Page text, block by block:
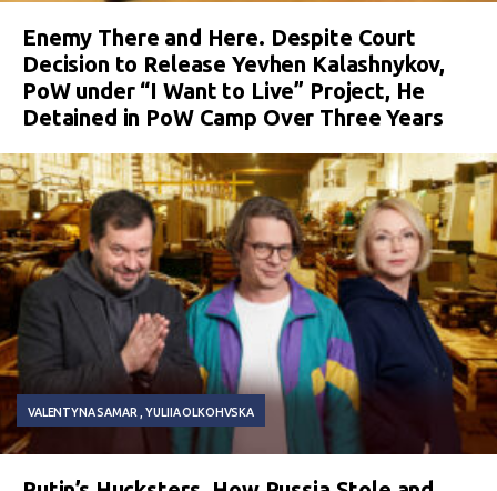
Enemy There and Here. Despite Court
Decision to Release Yevhen Kalashnykov,
PoW under “I Want to Live” Project, He
Detained in PoW Camp Over Three Years
VALENTYNA SAMAR YULIIA OLKOHVSKA